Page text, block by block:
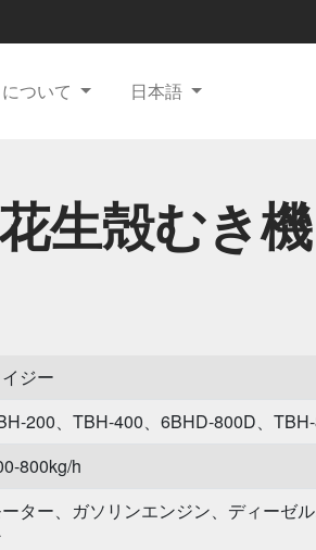
について 日本語
生殻むき機
ジー
200、TBH-400、6BHD-800D、
800kg/h
ター、ガソリンエンジン、ディーゼ